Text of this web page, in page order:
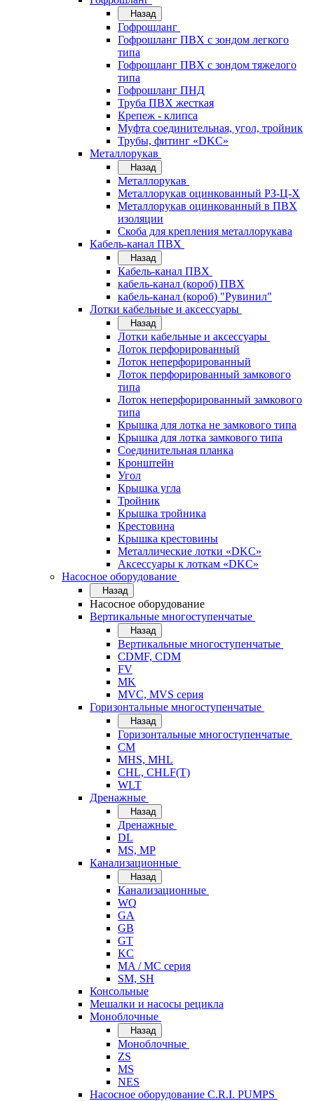
Назад
Гофрошланг
Гофрошланг ПВХ с зондом легкого
типа
Гофрошланг ПВХ с зондом тяжелого
типа
Гофрошланг ПНД
Труба ПВХ жесткая
Крепеж - клипса
Муфта соединительная, угол, тройник
Трубы, фитинг «DKC»
Металлорукав
Назад
Металлорукав
Металлорукав оцинкованный РЗ-Ц-Х
Металлорукав оцинкованный в ПВХ
изоляции
Скоба для крепления металлорукава
Кабель-канал ПВХ
Назад
Кабель-канал ПВХ
кабель-канал (короб) ПВХ
кабель-канал (короб) "Рувинил"
Лотки кабельные и аксессуары
Назад
Лотки кабельные и аксессуары
Лоток перфорированный
Лоток неперфорированный
Лоток перфорированный замкового
типа
Лоток неперфорированный замкового
типа
Крышка для лотка не замкового типа
Крышка для лотка замкового типа
Соединительная планка
Кронштейн
Угол
Крышка угла
Тройник
Крышка тройника
Крестовина
Крышка крестовины
Металлические лотки «DKC»
Аксессуары к лоткам «DKC»
Насосное оборудование
Назад
Насосное оборудование
Вертикальные многоступенчатые
Назад
Вертикальные многоступенчатые
CDMF, CDM
FV
MK
MVC, MVS серия
Горизонтальные многоступенчатые
Назад
Горизонтальные многоступенчатые
CM
MHS, MHL
CHL, CHLF(T)
WLT
Дренажные
Назад
Дренажные
DL
MS, MP
Канализационные
Назад
Канализационные
WQ
GA
GB
GT
KC
MA / MC серия
SM, SH
Консольные
Мешалки и насосы рецикла
Моноблочные
Назад
Моноблочные
ZS
MS
NES
Насосное оборудование C.R.I. PUMPS